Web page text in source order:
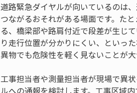
道路緊急ダイヤルが向いているのは
つながるおそれがある場面です。た
る、橋梁部や路肩付近で段差が生じ
り走行位置が分かりにくい、といっ
異物でも危険性を軽く見ないことが大
工事担当者や測量担当者が現場で異
ルへの通報を検討します。工事区域